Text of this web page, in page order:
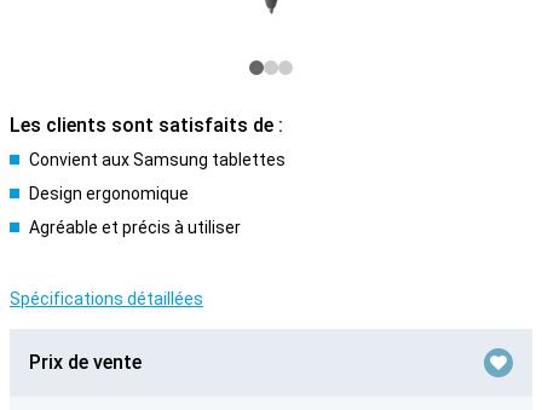
Les clients sont satisfaits de :
Convient aux Samsung tablettes
Design ergonomique
Agréable et précis à utiliser
Spécifications détaillées
Prix de vente